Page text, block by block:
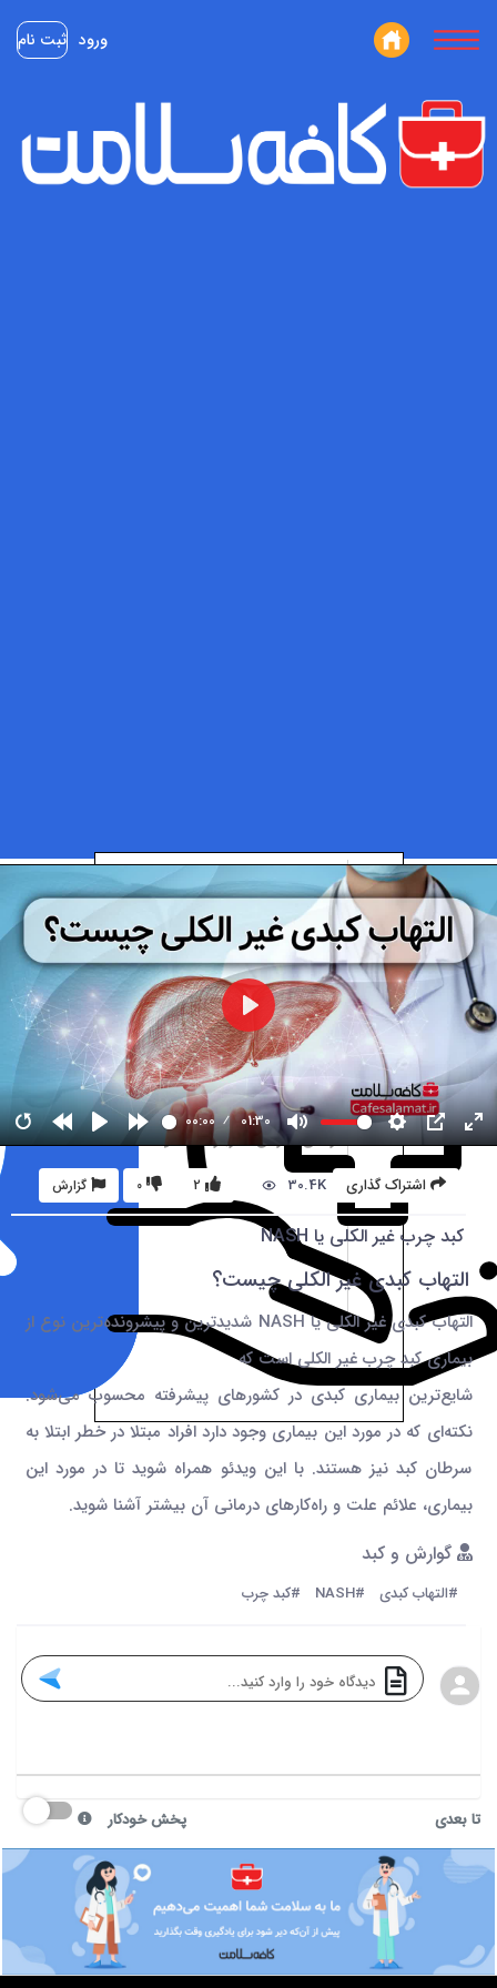
ورود ثبت نام
00:00 01:30
اشتراک گذاری 30.4K گزارش 0 2
کبد چرب غیر الکلی یا NASH
التهاب کبدی غیر الکلی چیست؟
التهاب کبدی غیر الکلی یا NASH شدیدترین و پیشرونده‌ترین نوع از
بیماری کبد چرب غیر الکلی است که
شایع‌ترین بیماری کبدی در کشورهای پیشرفته محسوب می‌شود.
نکته‌ای که در مورد این بیماری وجود دارد افراد مبتلا در خطر ابتلا به
سرطان کبد نیز هستند. با این ویدئو همراه شوید تا در مورد این
بیماری، علائم علت و راه‌کارهای درمانی آن بیشتر آشنا شوید.
گوارش و کبد
#التهاب کبدی #NASH #کبد چرب
تا بعدی پخش خودکار